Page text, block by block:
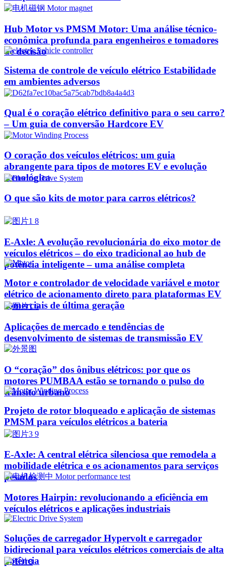
Hub Motor vs PMSM Motor: Uma análise técnico-
econômica profunda para engenheiros e tomadores
de decisão
Sistema de controle de veículo elétrico Estabilidade
em ambientes adversos
Qual é o coração elétrico definitivo para o seu carro?
– Um guia de conversão Hardcore EV
O coração dos veículos elétricos: um guia
abrangente para tipos de motores EV e evolução
tecnológica
O que são kits de motor para carros elétricos?
E-Axle: A evolução revolucionária do eixo motor de
veículos elétricos – do eixo tradicional ao hub de
potência inteligente – uma análise completa
Motor e controlador de velocidade variável e motor
elétrico de acionamento direto para plataformas EV
comerciais de última geração
Aplicações de mercado e tendências de
desenvolvimento de sistemas de transmissão EV
O “coração” dos ônibus elétricos: por que os
motores PUMBAA estão se tornando o pulso do
trânsito urbano
Projeto de rotor bloqueado e aplicação de sistemas
PMSM para veículos elétricos a bateria
E-Axle: A central elétrica silenciosa que remodela a
mobilidade elétrica e os acionamentos para serviços
pesados
Motores Hairpin: revolucionando a eficiência em
veículos elétricos e aplicações industriais
Soluções de carregador Hypervolt e carregador
bidirecional para veículos elétricos comerciais de alta
potência